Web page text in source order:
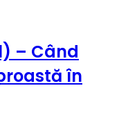
– Când
în